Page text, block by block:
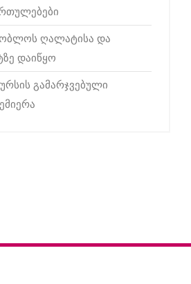
ღალატისა და
დაიწყო
გამარჯვებული